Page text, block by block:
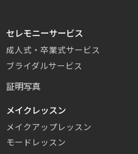
セレモニーサービス
成人式・卒業式サービス
ブライダルサービス
証明写真
メイクレッスン
メイクアップレッスン
モードレッスン